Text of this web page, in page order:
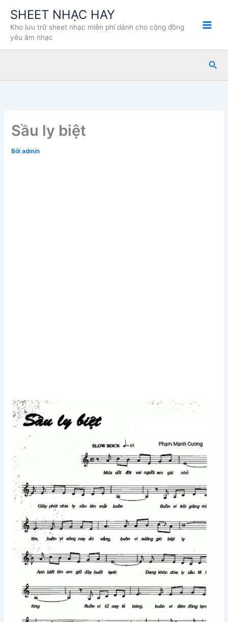
dung
SHEET NHẠC HAY
Kho lưu trữ sheet nhạc miễn phí dành cho cộng đồng
yêu âm nhạc
Tìm
Sầu ly biệt
Bởiadmin